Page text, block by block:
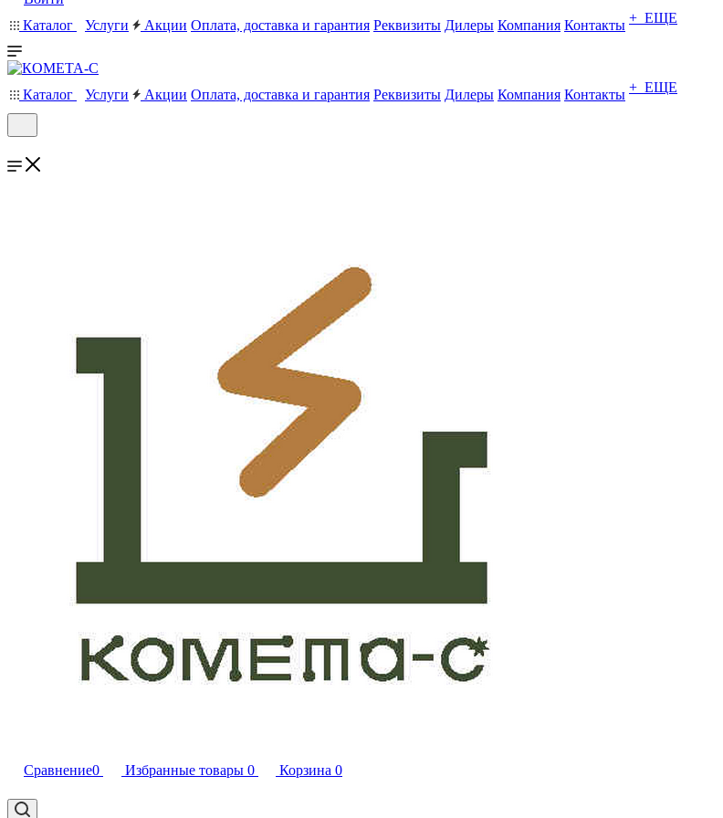
Каталог
Услуги Акции Оплата, доставка и гарантия Реквизиты Дилеры Компания Контакты + ЕЩЕ
Каталог Услуги Акции Оплата, доставка и гарантия Реквизиты Дилеры Компания Контакты + ЕЩЕ
Сравнение0 Избранные товары 0 Корзина 0